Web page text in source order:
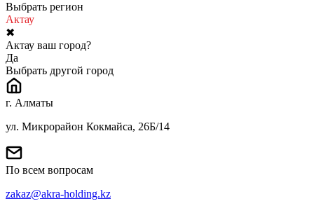
Выбрать регион
Актау
✖
Актау ваш город?
Да
Выбрать другой город
г. Алматы
ул. Микрорайон Кокмайса, 26Б/14
По всем вопросам
zakaz@akra-holding.kz